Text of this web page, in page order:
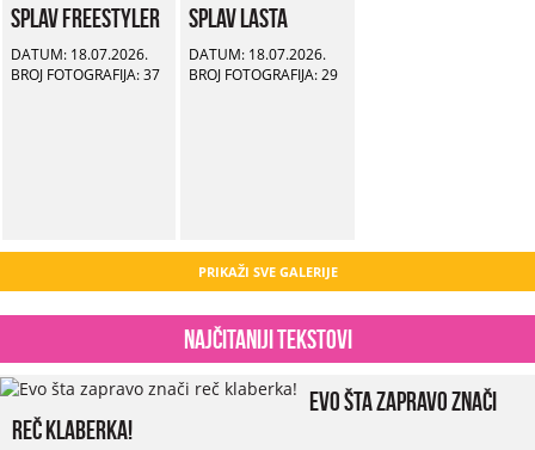
Splav Freestyler
DATUM: 18.07.2026.
BROJ FOTOGRAFIJA: 37
Splav Lasta
DATUM: 18.07.2026.
BROJ FOTOGRAFIJA: 29
PRIKAŽI SVE GALERIJE
Najčitaniji tekstovi
Evo šta zapravo znači
reč klaberka!